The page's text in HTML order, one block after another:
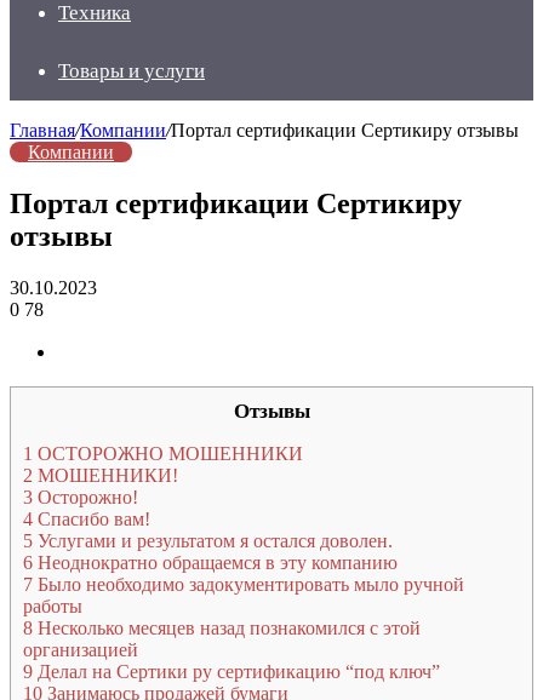
Техника
Товары и услуги
Главная/Компании/Портал сертификации Сертикиру отзывы
Компании
Портал сертификации Сертикиру
отзывы
30.10.2023
0 78
Отзывы
1 ОСТОРОЖНО МОШЕННИКИ
2 МОШЕННИКИ!
3 Осторожно!
4 Спасибо вам!
5 Услугами и результатом я остался доволен.
6 Неоднократно обращаемся в эту компанию
7 Было необходимо задокументировать мыло ручной
работы
8 Несколько месяцев назад познакомился с этой
организацией
9 Делал на Сертики ру сертификацию “под ключ”
10 Занимаюсь продажей бумаги